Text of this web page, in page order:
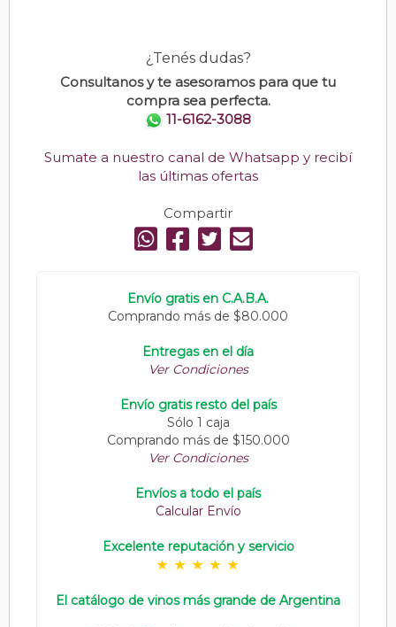
¿Tenés dudas?
Consultanos y te asesoramos para que tu
compra sea perfecta.
11-6162-3088
Sumate a nuestro canal de Whatsapp y recibí
las últimas ofertas
Compartir
Envío gratis en C.A.B.A.
Comprando más de $80.000
Entregas en el día
Ver Condiciones
Envío gratis resto del país
Sólo 1 caja
Comprando más de $150.000
Ver Condiciones
Envíos a todo el país
Calcular Envío
Excelente reputación y servicio
El catálogo de vinos más grande de Argentina